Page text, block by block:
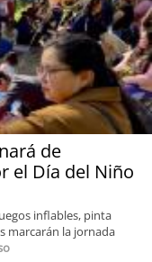
de
el Día del Niño
inflables, pinta
marcarán la jornada